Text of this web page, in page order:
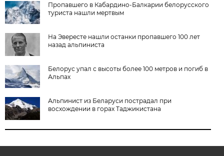
Пропавшего в Кабардино-Балкарии белорусского
туриста нашли мертвым
На Эвересте нашли останки пропавшего 100 лет
назад альпиниста
Белорус упал с высоты более 100 метров и погиб в
Альпах
Альпинист из Беларуси пострадал при
восхождении в горах Таджикистана